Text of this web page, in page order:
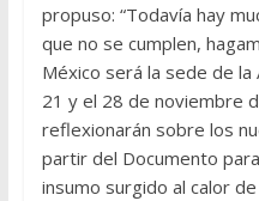
propuso: “Todavía hay
que no se cumplen,
México será la sede de la
21 y el 28 de noviembre
reflexionarán sobre los
partir del Documento
insumo surgido al calor